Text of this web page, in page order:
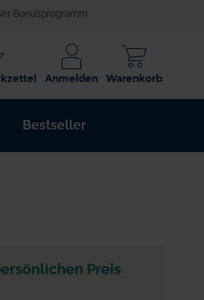
Bonusprogramm
Warenkorb
Anmelden
Bestseller
Preis